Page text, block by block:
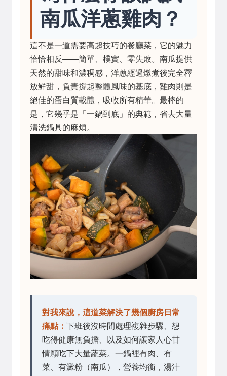
南瓜洋蔥雞肉？
這不是一道需要高超技巧的餐廳菜，它的魅力
恰恰相反——簡單、樸實、零失敗。南瓜提供
天然的甜味和濃稠感，洋蔥經過燉煮後完全釋
放鮮甜，負責撐起整體風味的基底，雞肉則是
絕佳的蛋白質載體，吸收所有精華。最棒的
是，它幾乎是「一鍋到底」的典範，省去大量
清洗鍋具的麻煩。
對我來說，這道菜解決了幾個廚房日常
痛點： 下班後沒時間處理複雜步驟、想
吃得健康無負擔、以及如何讓家人心甘
情願吃下大量蔬菜。一鍋裡有肉、有
菜、有澱粉（南瓜），營養均衡，湯汁